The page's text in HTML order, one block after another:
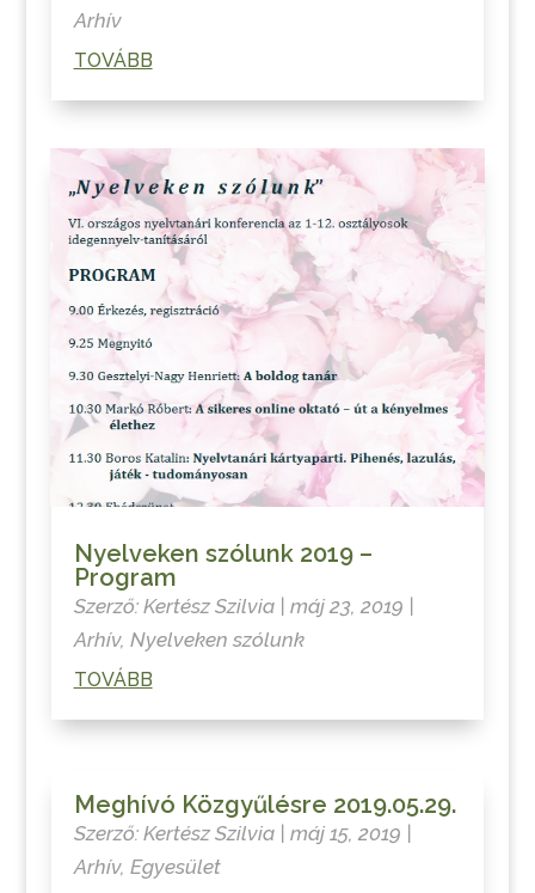
Arhív
TOVÁBB
Nyelveken szólunk 2019 –
Program
Szerző: Kertész Szilvia| máj 23, 2019
Arhív, Nyelveken szólunk
TOVÁBB
Meghívó Közgyűlésre 2019.05.29.
Szerző: Kertész Szilvia| máj 15, 2019
Arhív, Egyesület